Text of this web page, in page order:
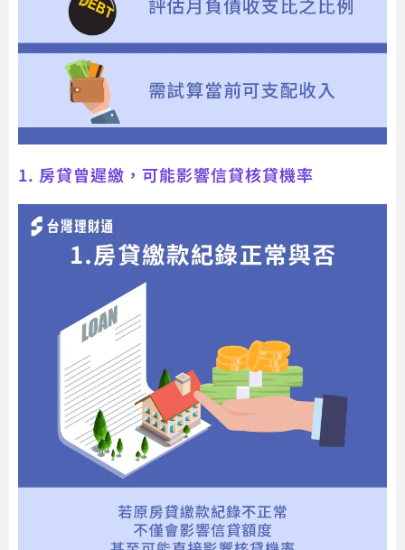
1. 房貸曾遲繳，可能影響信貸核貸機率